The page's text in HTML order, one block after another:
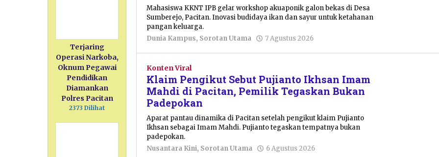
Terjaring
Operasi Narkoba,
Oknum Pegawai
Pendidikan
Diamankan
Polres Pacitan
2373 Dilihat
Mahasiswa KKNT IPB gelar workshop akuaponik galon bekas di Desa
Sumberejo, Pacitan. Inovasi budidaya ikan dan sayur untuk ketahanan
pangan keluarga.
Dunia Kampus, Sorotan Utama 7 Agustus 2026
Shalahuddin
Konten Viral
Klaim Pengikut Sebut Pujianto Ikhsan Imam
Mahdi di Pacitan, Pemilik Tegaskan Bukan
Padepokan
Aparat pantau dinamika di Pacitan setelah pengikut klaim Pujianto
Ikhsan sebagai Imam Mahdi. Pujianto tegaskan tempatnya bukan
padepokan.
Nusantara Kini, Sorotan Utama 6 Agustus 2026